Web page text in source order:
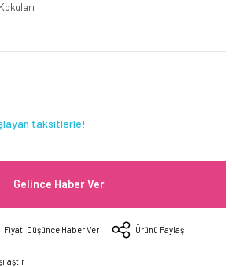
taksitlerle!
Gelince Haber Ver
Fiyatı Düşünce Haber Ver Ürünü Paylaş